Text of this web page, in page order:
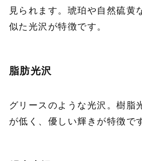
見られます。琥珀や自然硫黄
似た光沢が特徴です。
脂肪光沢
グリースのような光沢。樹脂
が低く、優しい輝きが特徴で